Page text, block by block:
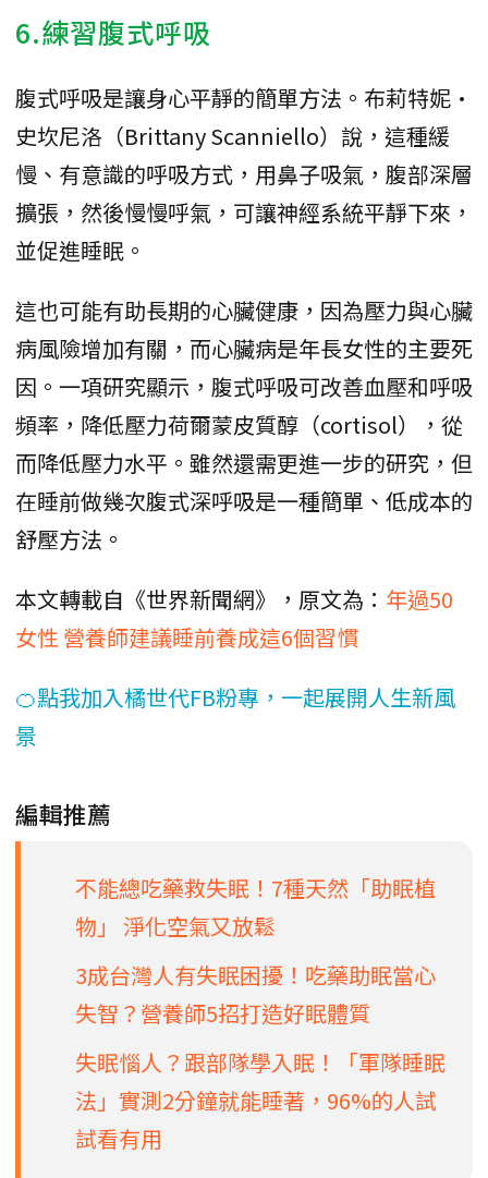
6.練習腹式呼吸
腹式呼吸是讓身心平靜的簡單方法。布莉特妮·
史坎尼洛（Brittany Scanniello）說，這種緩
慢、有意識的呼吸方式，用鼻子吸氣，腹部深層
擴張，然後慢慢呼氣，可讓神經系統平靜下來，
並促進睡眠。
這也可能有助長期的心臟健康，因為壓力與心臟
病風險增加有關，而心臟病是年長女性的主要死
因。一項研究顯示，腹式呼吸可改善血壓和呼吸
頻率，降低壓力荷爾蒙皮質醇（cortisol），從
而降低壓力水平。雖然還需更進一步的研究，但
在睡前做幾次腹式深呼吸是一種簡單、低成本的
舒壓方法。
本文轉載自《世界新聞網》，原文為： 年過50
女性 營養師建議睡前養成這6個習慣
🍊點我加入橘世代FB粉專，一起展開人生新風
景
編輯推薦
不能總吃藥救失眠！7種天然「助眠植
物」 淨化空氣又放鬆
3成台灣人有失眠困擾！吃藥助眠當心
失智？營養師5招打造好眠體質
失眠惱人？跟部隊學入眠！「軍隊睡眠
法」實測2分鐘就能睡著，96%的人試
試看有用